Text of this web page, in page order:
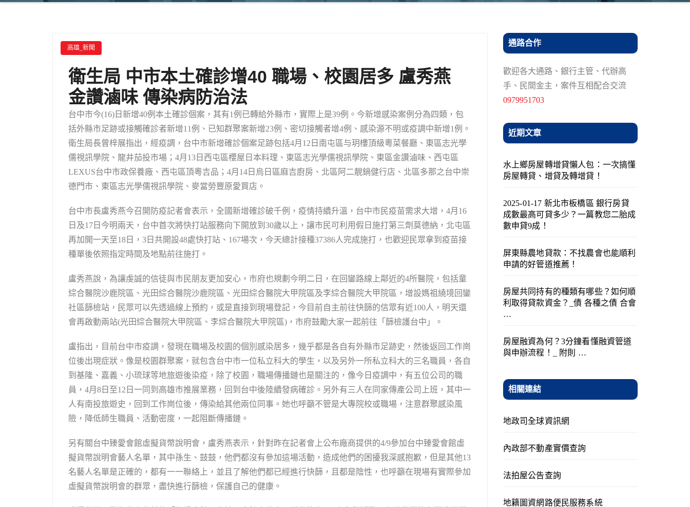
高雄_新聞
衛生局 中市本土確診增40 職場、校園居多 盧秀燕
金讚滷味 傳染病防治法
台中市今(16)日新增40例本土確診個案，其有1例已轉給外縣市，實際上是39例。今新增感染案例分為四類，包
括外縣市足跡或接觸確診者新增11例、已知群聚案新增23例、密切接觸者增4例、感染源不明或疫調中新增1例。
衛生局長曾梓展指出，經疫調，台中市新增確診個案足跡包括4月12日南屯區与玥樓頂級粵菜餐廳、東區志光學
儒視訊學院、龍井茄投市場；4月13日西屯區櫻屋日本料理、東區志光學儒視訊學院、東區金讚滷味、西屯區
LEXUS台中市政保養廠、西屯區頂粵吉品；4月14日烏日區麻吉廚房、北區阿二靚鍋健行店、北區多那之台中崇
德門市、東區志光學儒視訊學院、麥當勞豐原愛買店。
台中市長盧秀燕今召開防疫記者會表示，全國新增確診破千例，疫情持續升溫，台中市民疫苗需求大增，4月16
日及17日今明兩天，台中首次將快打站服務向下開放到30歲以上，讓市民可利用假日施打第三劑莫德納，北屯區
再加開一天至18日，3日共開設48處快打站、167場次，今天總計接種37386人完成施打，也歡迎民眾拿到疫苗接
種單後依照指定時間及地點前往施打。
盧秀燕說，為讓虔誠的信徒與市民朋友更加安心，市府也規劃今明二日，在回鑾路線上鄰近的4所醫院，包括童
綜合醫院沙鹿院區、光田綜合醫院沙鹿院區、光田綜合醫院大甲院區及李綜合醫院大甲院區，增設媽祖繞境回鑾
社區篩檢站，民眾可以先透過線上預約，或是直接到現場登記，今目前自主前往快篩的信眾有近100人，明天還
會再啟動兩站(光田綜合醫院大甲院區、李綜合醫院大甲院區)，市府鼓勵大家一起前往「篩檢護台中」。
盧指出，目前台中市疫調，發現在職場及校園的個別感染居多，幾乎都是各自有外縣市足跡史，然後返回工作崗
位後出現症狀。像是校園群聚案，就包含台中市一位私立科大的學生，以及另外一所私立科大的三名職員，各自
到基隆、嘉義、小琉球等地旅遊後染疫，除了校園，職場傳播鏈也是關注的，像今日疫調中，有五位公司的職
員，4月8日至12日一同到高雄市推展業務，回到台中後陸續發病確診。另外有三人在同家傳產公司上班，其中一
人有南投旅遊史，回到工作崗位後，傳染給其他兩位同事。她也呼籲不管是大專院校或職場，注意群聚感染風
險，降低師生職員、活動密度，一起阻斷傳播鏈。
另有關台中臻愛會館虛擬貨幣說明會，盧秀燕表示，針對昨在記者會上公布廠商提供的4/9參加台中臻愛會館虛
擬貨幣說明會藝人名單，其中孫生、鼓鼓，他們都沒有參加這場活動，造成他們的困擾我深感抱歉，但是其他13
名藝人名單是正確的，都有一一聯絡上，並且了解他們都已經進行快篩，且都是陰性，也呼籲在現場有實際參加
虛擬貨幣說明會的群眾，盡快進行篩檢，保護自己的健康。
通路合作
歡迎各大通路、銀行主管、代辦高
手、民間金主，案件互相配合交流
0979951703
近期文章
水上鄉房屋轉增貸懶人包：一次搞懂
房屋轉貸、增貸及轉增貸！
2025-01-17 新北市板橋區 銀行房貸
成數最高可貸多少？一篇教您二胎成
數申貸9成！
屏東縣農地貸款：不找農會也能順利
申請的好管道推薦！
房屋共同持有的種類有哪些？如何順
利取得貸款資金？_債 各種之債 合會
…
房屋融資為何？3分鐘看懂融資管道
與申辦流程！_ 附則 …
相關連結
地政司全球資訊網
內政部不動產實價查詢
法拍屋公告查詢
地籍圖資網路便民服務系統